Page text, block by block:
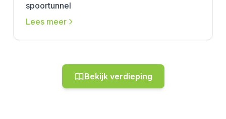
spoortunnel
Lees meer
Bekijk verdieping